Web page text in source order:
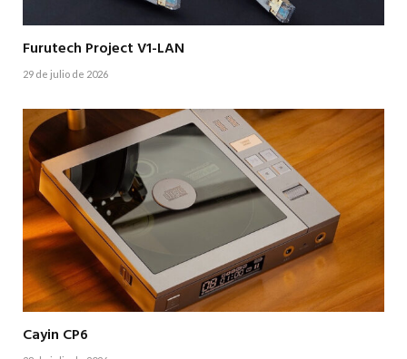
Furutech Project V1-LAN
29 de julio de 2026
Cayin CP6